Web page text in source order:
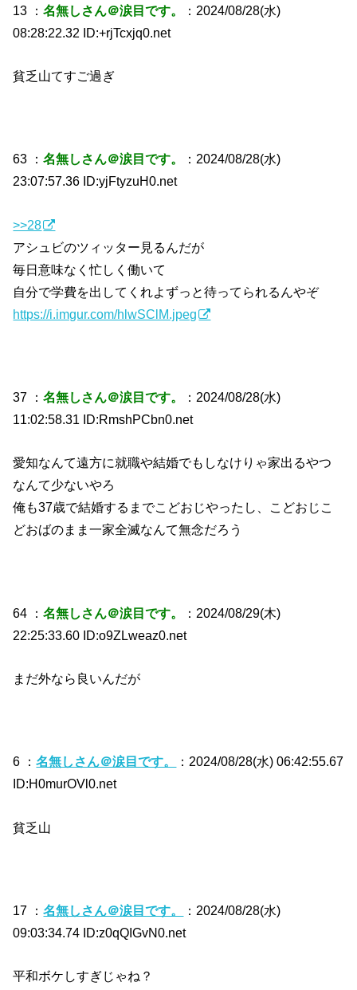
13 ：名無しさん＠涙目です。
：2024/08/28(水)
08:28:22.32 ID:+rjTcxjq0.net
貧乏山てすご過ぎ
63 ：名無しさん＠涙目です。
：2024/08/28(水)
23:07:57.36 ID:yjFtyzuH0.net
>>28
アシュビのツィッター見るんだが
毎日意味なく忙しく働いて
自分で学費を出してくれよずっと待ってられるんやぞ
https://i.imgur.com/hlwSClM.jpeg
37 ：名無しさん＠涙目です。
：2024/08/28(水)
11:02:58.31 ID:RmshPCbn0.net
愛知なんて遠方に就職や結婚でもしなけりゃ家出るやつ
なんて少ないやろ
俺も37歳で結婚するまでこどおじやったし、こどおじこ
どおばのまま一家全滅なんて無念だろう
64 ：名無しさん＠涙目です。
：2024/08/29(木)
22:25:33.60 ID:o9ZLweaz0.net
まだ外なら良いんだが
6 ：名無しさん＠涙目です。
：2024/08/28(水) 06:42:55.67
ID:H0murOVl0.net
貧乏山
17 ：名無しさん＠涙目です。
：2024/08/28(水)
09:03:34.74 ID:z0qQIGvN0.net
平和ボケしすぎじゃね？